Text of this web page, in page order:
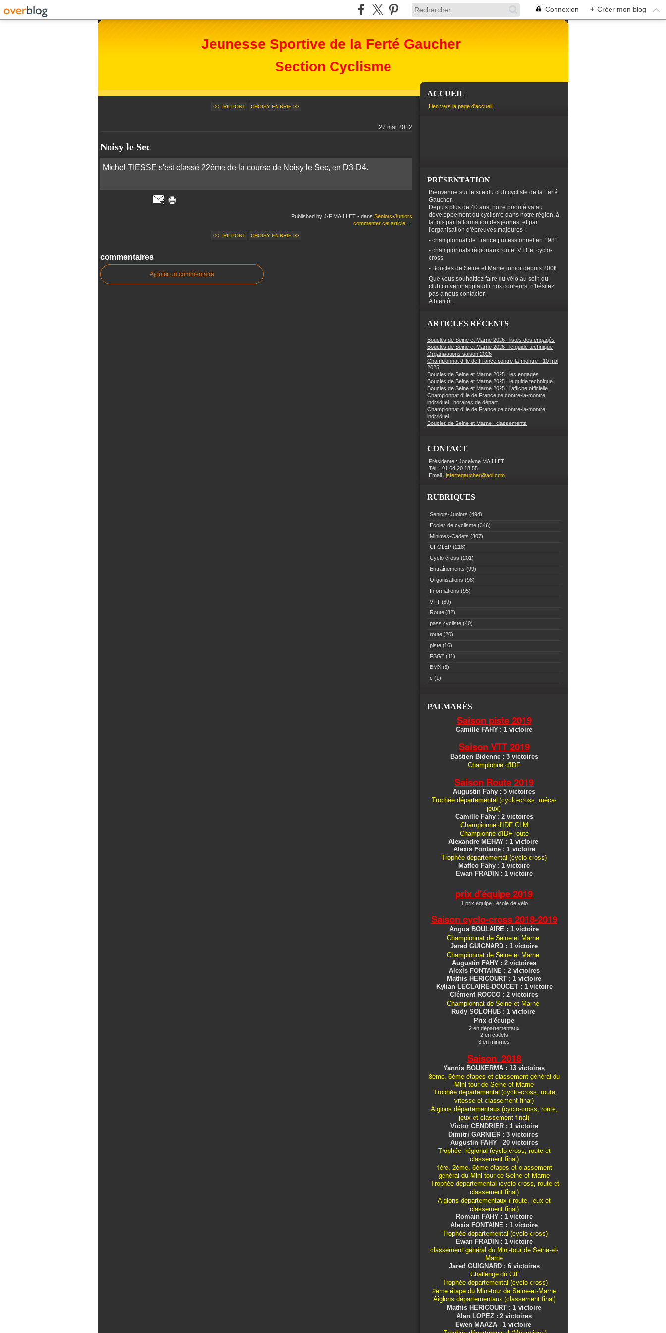
Connexion + Créer mon blog
Jeunesse Sportive de la Ferté Gaucher
Section Cyclisme
<< TRILPORT CHOISY EN BRIE >>
27 mai 2012
Noisy le Sec
Michel TIESSE s'est classé 22ème de la course de Noisy le Sec, en D3-D4.
Published by J-F MAILLET - dans Seniors-Juniors
commenter cet article
<< TRILPORT CHOISY EN BRIE >>
commentaires
Ajouter un commentaire
ACCUEIL
Lien vers la page d'accueil
PRÉSENTATION
Bienvenue sur le site du club cycliste de la Ferté
Gaucher.
Depuis plus de 40 ans, notre priorité va au
développement du cyclisme dans notre région, à
la fois par la formation des jeunes, et par
l'organisation d'épreuves majeures :
- championnat de France professionnel en 1981
- championnats régionaux route, VTT et cyclo-
cross
- Boucles de Seine et Marne junior depuis 2008
Que vous souhaitiez faire du vélo au sein du
club ou venir applaudir nos coureurs, n'hésitez
pas à nous contacter.
A bientôt.
ARTICLES RÉCENTS
Boucles de Seine et Marne 2026 : listes des engagés
Boucles de Seine et Marne 2026 : le guide technique
Organisations saison 2026
Championnat d’Ile de France contre-la-montre - 10 mai
2025
Boucles de Seine et Marne 2025 : les engagés
Boucles de Seine et Marne 2025 : le guide technique
Boucles de Seine et Marne 2025 : l’affiche officielle
Championnat d’Ile de France de contre-la-montre
individuel : horaires de départ
Championnat d’Ile de France de contre-la-montre
individuel
Boucles de Seine et Marne : classements
CONTACT
Présidente : Jocelyne MAILLET
Tél. : 01 64 20 18 55
Email : jsfertegaucher@aol.com
RUBRIQUES
Seniors-Juniors (494)
Ecoles de cyclisme (346)
Minimes-Cadets (307)
UFOLEP (218)
Cyclo-cross (201)
Entraînements (99)
Organisations (98)
Informations (95)
VTT (89)
Route (82)
pass cycliste (40)
route (20)
piste (16)
FSGT (11)
BMX (3)
c (1)
PALMARÈS
Saison piste 2019
Camille FAHY : 1 victoire
Saison VTT 2019
Bastien Bidenne : 3 victoires
Championne d'IDF
Saison Route 2019
Augustin Fahy : 5 victoires
Trophée départemental (cyclo-cross, méca-
jeux)
Camille Fahy : 2 victoires
Championne d'IDF CLM
Championne d'IDF route
Alexandre MEHAY : 1 victoire
Alexis Fontaine : 1 victoire
Trophée départemental (cyclo-cross)
Matteo Fahy : 1 victoire
Ewan FRADIN : 1 victoire
prix d'équipe 2019
1 prix équipe : école de vélo
Saison cyclo-cross2018-2019
Angus BOULAIRE : 1 victoire
Championnat de Seine et Marne
Jared GUIGNARD : 1 victoire
Championnat de Seine et Marne
Augustin FAHY : 2 victoires
Alexis FONTAINE : 2 victoires
Mathis HERICOURT : 1 victoire
Kylian LECLAIRE-DOUCET : 1 victoire
Clément ROCCO : 2 victoires
Championnat de Seine et Marne
Rudy SOLOHUB : 1 victoire
Prix d'équipe
2 en départementaux
2 en cadets
3 en minimes
Saison 2018
Yannis BOUKERMA : 13 victoires
3ème, 6ème étapes et classement général du
Mini-tour de Seine-et-Marne
Trophée départemental (cyclo-cross, route,
vitesse et classement final)
Aiglons départementaux (cyclo-cross, route,
jeux et classement final)
Victor CENDRIER : 1 victoire
Dimitri GARNIER : 3 victoires
Augustin FAHY : 20 victoires
Trophée régional (cyclo-cross, route et
classement final)
1ère, 2ème, 6ème étapes et classement
général du Mini-tour de Seine-et-Marne
Trophée départemental (cyclo-cross, route et
classement final)
Aiglons départementaux ( route, jeux et
classement final)
Romain FAHY : 1 victoire
Alexis FONTAINE : 1 victoire
Trophée départemental (cyclo-cross)
Ewan FRADIN : 1 victoire
classement général du Mini-tour de Seine-et-
Marne
Jared GUIGNARD : 6 victoires
Challenge du CIF
Trophée départemental (cyclo-cross)
2ème étape du Mini-tour de Seine-et-Marne
Aiglons départementaux (classement final)
Mathis HERICOURT : 1 victoire
Alan LOPEZ : 2 victoires
Ewen MAAZA : 1 victoire